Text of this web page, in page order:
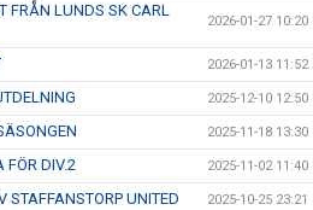
FRÅN LUNDS SK CARL
2026-01-27 10:20
2026-01-13 11:52
2025-12-10 12:50
2025-11-18 13:30
FÖR DIV.2 2025-11-02 11:40
STAFFANSTORP UNITED 2025-10-25 23:21